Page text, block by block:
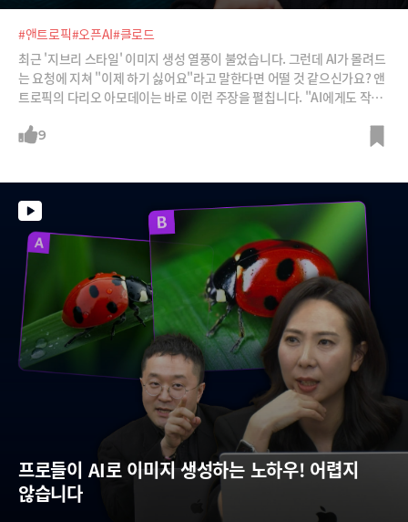
#앤트로픽#오픈AI#클로드
최근 '지브리 스타일' 이미지 생성 열풍이 불었습니다. 그런데 AI가 몰려드
는 요청에 지쳐 "이제 하기 싫어요"라고 말한다면 어떨 것 같으신가요? 앤
트로픽의 다리오 아모데이는 바로 이런 주장을 펼칩니다. "AI에게도 작업
있지만 그 안에는 AI의 자율성과 윤리에 대한 질문들이 담겨 있습니다. 심
9
프로들이 AI로 이미지 생성하는 노하우! 어렵지
않습니다